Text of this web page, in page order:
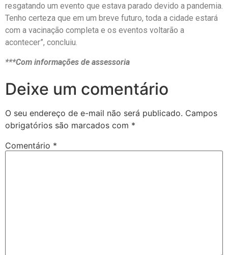
resgatando um evento que estava parado devido a pandemia.
Tenho certeza que em um breve futuro, toda a cidade estará
com a vacinação completa e os eventos voltarão a
acontecer”, concluiu.
***Com informações de assessoria
Deixe um comentário
O seu endereço de e-mail não será publicado. Campos
obrigatórios são marcados com *
Comentário *